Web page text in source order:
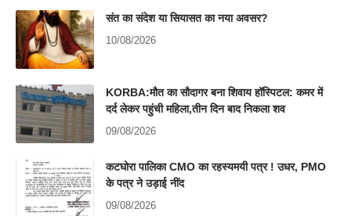
संत का संदेश या सियासत का नया अवसर?
10/08/2026
KORBA:मौत का सौदागर बना शिवाय हॉस्पिटल: कमर में
दर्द लेकर पहुंची महिला,तीन दिन बाद निकला शव
09/08/2026
कटघोरा पालिका CMO का रहस्यमयी पत्र ! उधर, PMO
के पत्र ने उड़ाई नींद
09/08/2026